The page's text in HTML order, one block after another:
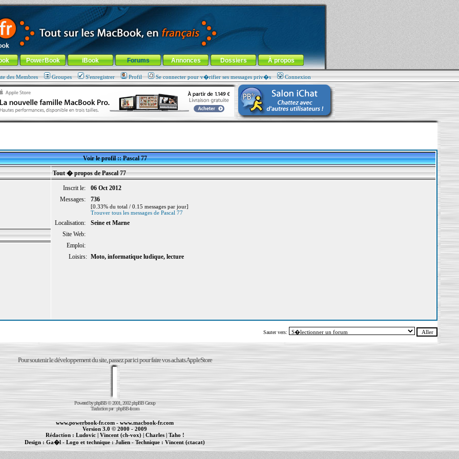
! -Aller au menu de la rubrique
PowerBook iBook Forums Annonces Dossiers À propos
des Membres Groupes S'enregistrer Profil Se connecter pour v�rifier ses messages priv�s Connexion
Voir le profil :: Pascal 77
Tout � propos de Pascal 77
Inscrit le:
06 Oct 2012
Messages:
736
[0.33% du total / 0.15 messages par jour]
Trouver tous les messages de Pascal 77
Localisation:
Seine et Marne
Site Web:
Emploi:
Loisirs: Moto, informatique ludique, lecture
Sauter vers:
Pour soutenir le développement du site, passez par ici pour faire vos achats AppleStore
Powered byphpBB© 2001, 2002 phpBB Group
Traduction par :phpBB-fr.com
www.powerbook-fr.com-www.macbook-fr.com
Version 3.0 © 2000 - 2009
Rédaction :Ludovic|Vincent (ch-vox)|Charles|Taho !
Design :Ga�l - Logo et technique :Julien- Technique :Vincent (ctacat)